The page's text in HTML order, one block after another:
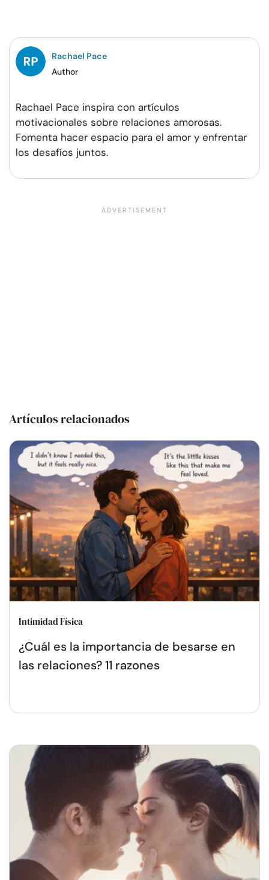
Rachael Pace
Author
Rachael Pace inspira con artículos
motivacionales sobre relaciones amorosas.
Fomenta hacer espacio para el amor y enfrentar
los desafíos juntos.
Artículos relacionados
Intimidad Física
¿Cuál es la importancia de besarse en
las relaciones? 11 razones